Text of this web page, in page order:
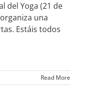
del Yoga (21 de
una
Estáis todos
Read More